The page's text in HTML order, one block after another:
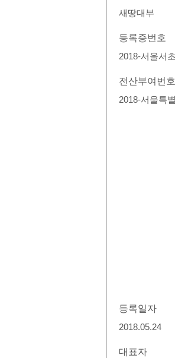
새땅대부
등록증번호
2018-서울서
전산부여번호
2018-서울특
등록일자
2018.05.24
대표자